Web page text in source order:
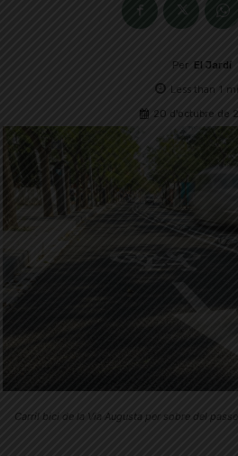
Per El Jardí
Less than 1
20 d'octubre de
Carril bici de la Via Augusta per sobre del